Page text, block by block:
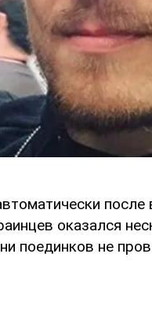
после
оказался
поединков не